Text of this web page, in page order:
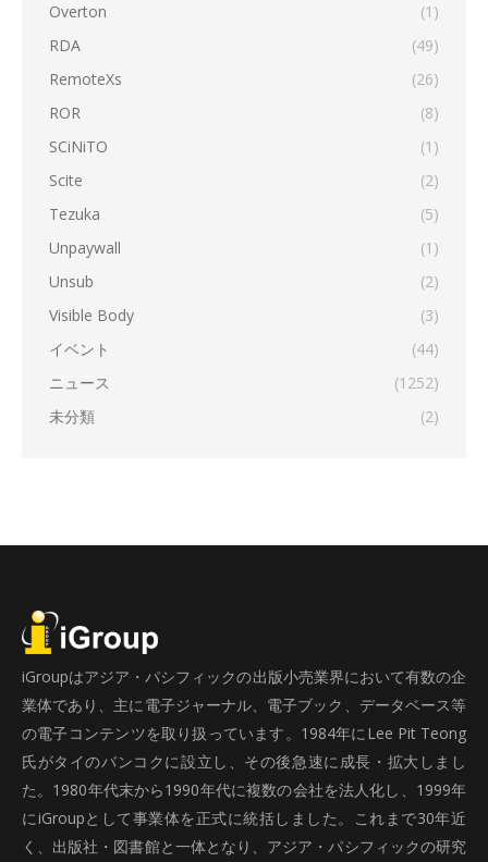
Overton
(1)
RDA
(49)
RemoteXs
(26)
ROR
(8)
SCiNiTO
(1)
Scite
(2)
Tezuka
(5)
Unpaywall
(1)
Unsub
(2)
Visible Body
(3)
イベント
(44)
ニュース
(1252)
未分類
(2)
iGroupはアジア・パシフィックの出版小売業界において有数の企
業体であり、主に電子ジャーナル、電子ブック、データベース等
の電子コンテンツを取り扱っています。1984年にLee Pit Teong
氏がタイのバンコクに設立し、その後急速に成長・拡大しまし
た。1980年代末から1990年代に複数の会社を法人化し、1999年
にiGroupとして事業体を正式に統括しました。これまで30年近
く、出版社・図書館と一体となり、アジア・パシフィックの研究